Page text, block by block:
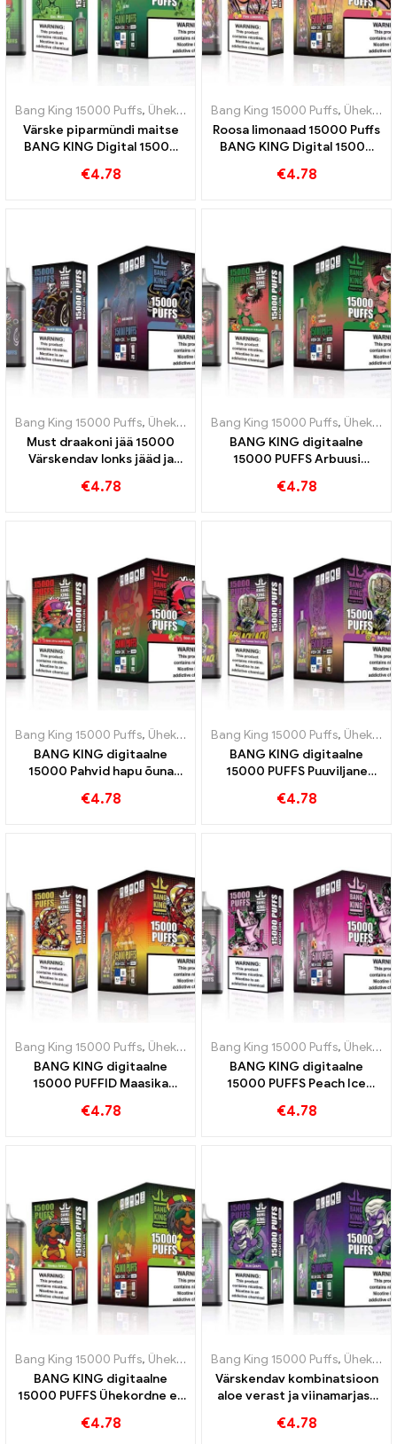
Bang King 15000 Puffs, Ühekordsed e-sigaretid Rootsi ,
Värske piparmündi maitse
BANG KING Digital 15000
Puffs
€4.78
Bang King 15000 Puffs, Ühekordsed e-sigaretid Rootsi
Roosa limonaad 15000 Puffs
BANG KING Digital 15000
€4.78
Bang King 15000 Puffs, Ühekordsed e-sigaretid Rootsi ,
Must draakoni jää 15000
Värskendav lonks jääd ja
15000 PUFFID
€4.78
Bang King 15000 Puffs, Ühekordsed e-sigaretid Rootsi
BANG KING digitaalne
15000 PUFFS Arbuusi
lummavad teie maitsemeeli
€4.78
Bang King 15000 Puffs, Ühekordsed e-sigaretid Rootsi ,
BANG KING digitaalne
15000 Pahvid hapu õuna
sigareti 15000 Rongid
€4.78
Bang King 15000 Puffs, Ühekordsed e-sigaretid Rootsi
BANG KING digitaalne
15000 PUFFS Puuviljane
passioniviljast ja guajaavist
€4.78
Bang King 15000 Puffs, Ühekordsed e-sigaretid Rootsi ,
BANG KING digitaalne
15000 PUFFID Maasika
troopiline maitse
€4.78
Bang King 15000 Puffs, Ühekordsed e-sigaretid Rootsi
BANG KING digitaalne
15000 PUFFS Peach Ice
€4.78
Bang King 15000 Puffs, Ühekordsed e-sigaretid Rootsi ,
BANG KING digitaalne
15000 PUFFS Ühekordne e-
punastest ja rohelistest
€4.78
Bang King 15000 Puffs, Ühekordsed e-sigaretid Rootsi
Värskendav kombinatsioon
aloe verast ja viinamarjast
PUFFS ühekordne e-sigaret
€4.78